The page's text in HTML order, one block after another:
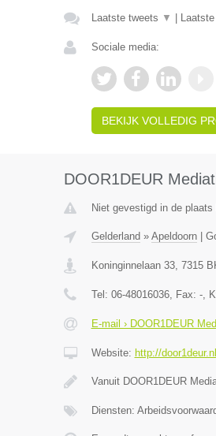
Laatste tweets ▼
Sociale media:
BEKIJK VOLLEDIG
DOOR1DEUR
Niet gevestigd in de
Gelderland » Apeldoorn|
Koninginnelaan 33, 7315
Tel: 06-48016036, Fax: -,
E-mail › DOOR1DEUR
Website: http://door1deur.nl
Vanuit DOOR1DEUR
Diensten: